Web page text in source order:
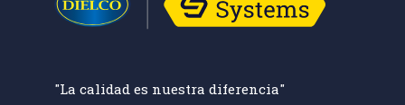
"La calidad es nuestra diferencia"